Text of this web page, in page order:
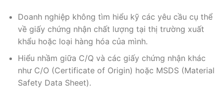
Doanh nghiệp không tìm hiểu kỹ các yêu cầu cụ thể
về giấy chứng nhận chất lượng tại thị trường xuất
khẩu hoặc loại hàng hóa của mình.
Hiểu nhầm giữa C/Q và các giấy chứng nhận khác
như C/O (Certificate of Origin) hoặc MSDS (Material
Safety Data Sheet).